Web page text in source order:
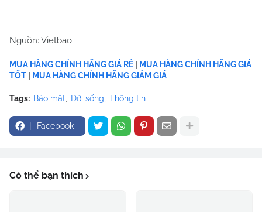
Nguồn: Vietbao
MUA HÀNG CHÍNH HÃNG GIÁ RẺ
MUA HÀNG CHÍNH HÃNG GIÁ
TỐT
MUA HÀNG CHÍNH HÃNG GIẢM GIÁ
Tags: Bảo mật Đời sống Thông tin
Facebook
Có thể bạn thích